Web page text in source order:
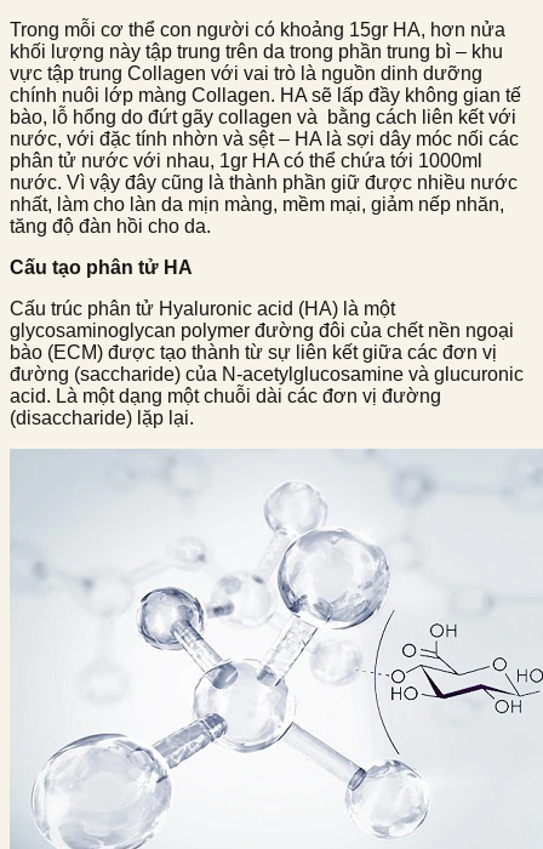
Trong mỗi cơ thể con người có khoảng 15gr HA, hơn nửa
khối lượng này tập trung trên da trong phần trung bì – khu
vực tập trung Collagen với vai trò là nguồn dinh dưỡng
chính nuôi lớp màng Collagen. HA sẽ lấp đầy không gian tế
bào, lỗ hổng do đứt gãy collagen và bằng cách liên kết với
nước, với đặc tính nhờn và sệt – HA là sợi dây móc nối các
phân tử nước với nhau, 1gr HA có thể chứa tới 1000ml
nước. Vì vậy đây cũng là thành phần giữ được nhiều nước
nhất, làm cho làn da mịn màng, mềm mại, giảm nếp nhăn,
tăng độ đàn hồi cho da.
Cấu tạo phân tử HA
Cấu trúc phân tử Hyaluronic acid (HA) là một
glycosaminoglycan polymer đường đôi của chết nền ngoại
bào (ECM) được tạo thành từ sự liên kết giữa các đơn vị
đường (saccharide) của N-acetylglucosamine và glucuronic
acid. Là một dạng một chuỗi dài các đơn vị đường
(disaccharide) lặp lại.